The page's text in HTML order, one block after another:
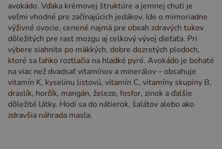
avokádo. Vďaka krémovej štruktúre a jemnej chuti je
veľmi vhodné pre začínajúcich jedákov. Ide o mimoriadne
výživné ovocie, cenené najmä pre obsah zdravých tukov
dôležitých pre rast mozgu aj celkový vývoj dieťaťa. Pri
výbere siahnite po mäkkých, dobre dozretých plodoch,
ktoré sa ľahko roztlačia na hladké pyré. Avokádo je bohaté
na viac než dvadsať vitamínov a minerálov – obsahuje
vitamín K, kyselinu listovú, vitamín C, vitamíny skupiny B,
draslík, horčík, mangán, železo, fosfor, zinok a ďalšie
dôležité látky. Hodí sa do nátierok, šalátov alebo ako
zdravšia náhrada masla.